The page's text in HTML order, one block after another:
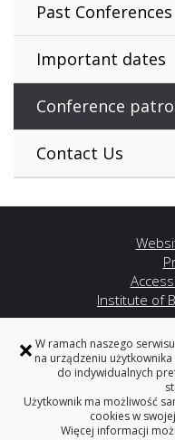
× W ramach naszego
na urządzeniu
do indywidualnych
Użytkownik ma możliwość
cookies w
Więcej informacji
Past Conferences
Important dates
Conference
Contact Us
Institute of
14th International
Institute of
Faculty of
Bialystok